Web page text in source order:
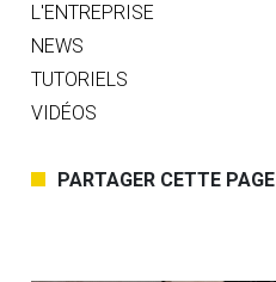
L'ENTREPRISE
NEWS
TUTORIELS
VIDÉOS
PARTAGER CETTE PAGE